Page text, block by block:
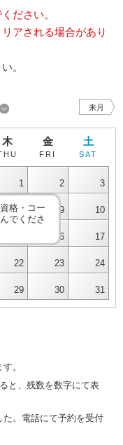
ださい。
アされる場合があり
。
来月
木 金
FRI
土
SAT
1 2 3
8 9 10
16 17
22 23 24
29 30 31
格・コー
でくださ
。
と、残数を数字にて表
た。電話にて予約を受付